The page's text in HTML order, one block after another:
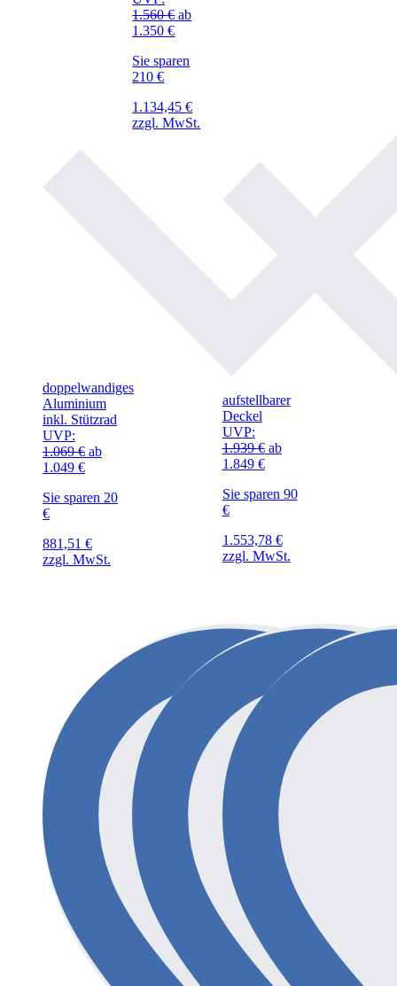
doppelwandiges
Aluminium
inkl. Stützrad
UVP:
1.069€ ab
1.049 €
Sie sparen 20
€
881,51 €
zzgl. MwSt.
1.560€ ab
1.350€
Sie sparen
210 €
1.134,45€
zzgl. MwSt.
aufstellbarer
Deckel
UVP:
1.939€ ab
1.849 €
Sie sparen 90
€
1.553,78 €
zzgl. MwSt.